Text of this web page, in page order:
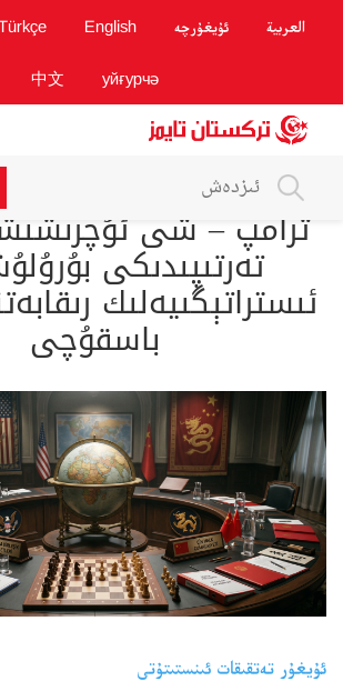
العربية ئۇيغۇرچە English
уйғурчә
中文
ترامپ – شى
تەرتىپىدىكى
ئىستراتېگىيەلىك
باسقۇچى
ئۇيغۇر تەتقىقات ئىنستىتۇتى